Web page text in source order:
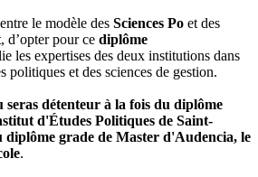
le modèle des Sciences Po et des
, d’opter pour ce diplôme
les expertises des deux institutions dans
politiques et des sciences de gestion.
seras détenteur à la fois du diplôme
d'Études Politiques de Saint-
diplôme grade de Master d'Audencia, le
.